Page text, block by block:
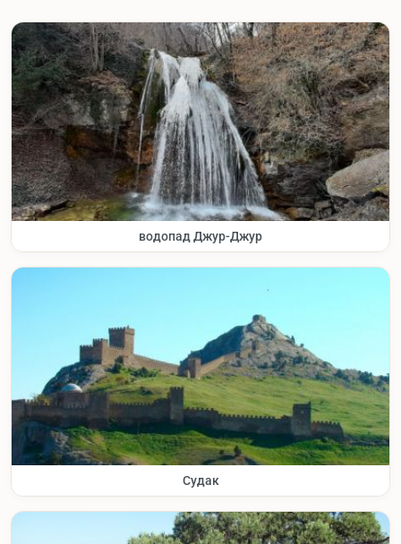
водопад Джур-Джур
Судак